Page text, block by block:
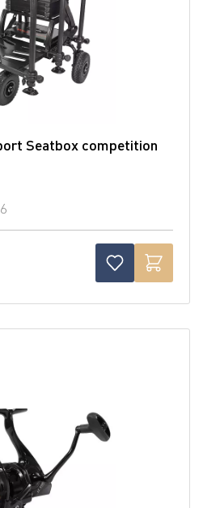
Seatbox competition